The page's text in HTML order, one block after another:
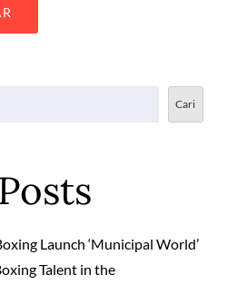
Cari
Launch ‘Municipal World’
Talent in the